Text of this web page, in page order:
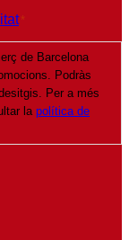
*
de Barcelona
Podràs
Per a més
la política de